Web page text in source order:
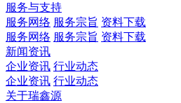
服务与支持
服务网络 服务宗旨 资料下载
服务网络 服务宗旨 资料下载
新闻资讯
企业资讯 行业动态
企业资讯 行业动态
关于瑞鑫源